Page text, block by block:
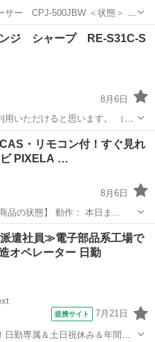
500JBW ＜状態＞ リ
付き ★店頭
物をご覧にいただけます...
CPJ
ンジ シャープ RE-S31C-S
8月6日
いただけると思います。 （回
市の
いたしますm(_ _)m 説明書
・リモコン付！すぐ見れ
ビ PIXELA …
8月6日
【商品の状態】 動作： 本日ま…
ビ
遣社員≫電子部品系工場で
オペレーター 日勤
提携サイト 7月21日
日勤専属＆土日祝休み＆年間休